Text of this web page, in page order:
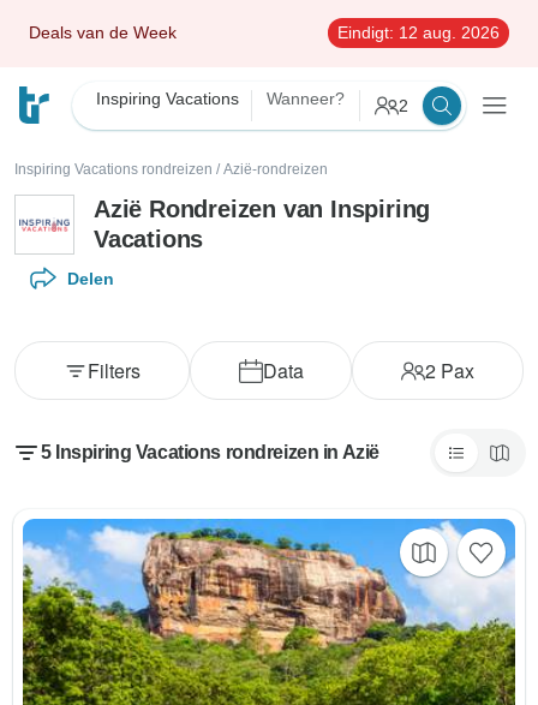
Deals van de Week Eindigt: 12 aug. 2026
Inspiring Vacations Wanneer? 2
Inspiring Vacations rondreizen / Azië-rondreizen
Azië Rondreizen van Inspiring
Vacations
Delen
Data 2 Pax
Filters
5 Inspiring Vacations rondreizen in Azië